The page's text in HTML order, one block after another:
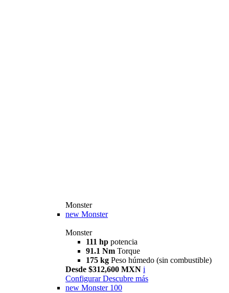
Monster
new Monster
Monster
111 hp potencia
91.1 Nm Torque
175 kg Peso húmedo (sin combustible)
Desde $312,600 MXN i
Configurar Descubre más
new Monster 100